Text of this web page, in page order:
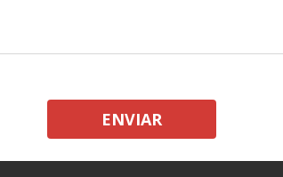
ENVIAR